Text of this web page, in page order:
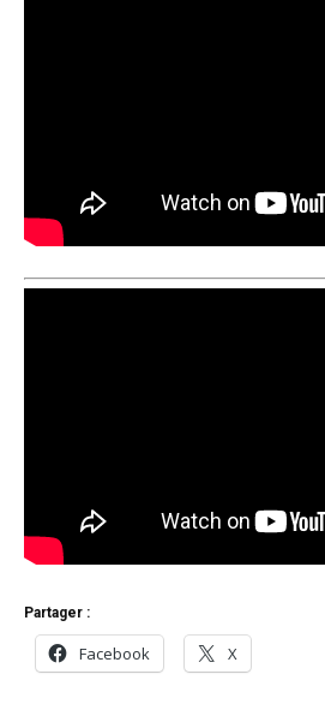
Partager :
Facebook X